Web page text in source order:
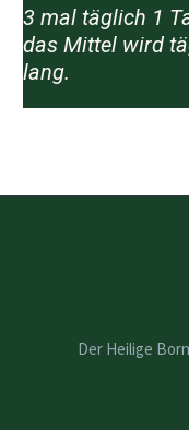
3 mal täglich 1
das Mittel wird
lang.
Der Heilige Born